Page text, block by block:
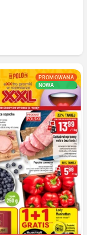
PROMOWANA
NOWA